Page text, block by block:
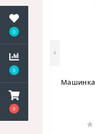
0
0
0
Машинка